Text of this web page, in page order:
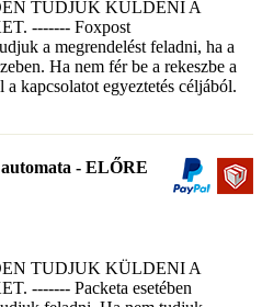
TUDJUK KÜLDENI A
------- Foxpost
a megrendelést feladni, ha a
Ha nem fér be a rekeszbe a
kapcsolatot egyeztetés céljából.
- ELŐRE
TUDJUK KÜLDENI A
------- Packeta esetében